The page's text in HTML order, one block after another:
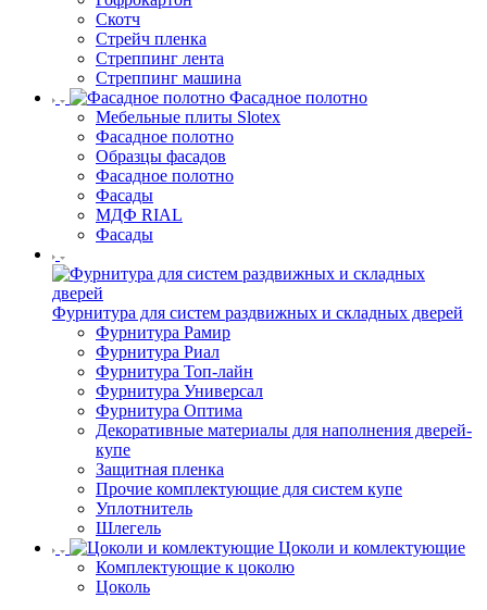
Скотч
Стрейч пленка
Стреппинг лента
Стреппинг машина
Фасадное полотно
Мебельные плиты Slotex
Фасадное полотно
Образцы фасадов
Фасадное полотно
Фасады
МДФ RIAL
Фасады
Фурнитура для систем раздвижных и складных дверей
Фурнитура Рамир
Фурнитура Риал
Фурнитура Топ-лайн
Фурнитура Универсал
Фурнитура Оптима
Декоративные материалы для наполнения дверей-
купе
Защитная пленка
Прочие комплектующие для систем купе
Уплотнитель
Шлегель
Цоколи и комлектующие
Комплектующие к цоколю
Цоколь